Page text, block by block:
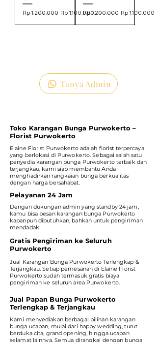
Harga Reguler
Rp 1.200.000 Harga Promosi
Rp 1.100.000Harga Reguler
Rp 1.200.000 Harga Promosi
Rp 1.100.000
Tanya Admin
Toko Karangan Bunga Purwokerto –
Florist Purwokerto
Elaine Florist Purwokerto adalah florist terpercaya
yang berlokasi di Purwokerto. Sebagai salah satu
penyedia karangan bunga Purwokerto terbaik dan
terjangkau, kami siap membantu Anda
menghadirkan rangkaian bunga berkualitas
dengan harga bersahabat.
Pelayanan 24 Jam
Dengan dukungan admin yang standby 24 jam,
kamu bisa pesan karangan bunga Purwokerto
kapanpun dibutuhkan, bahkan untuk pengiriman
mendadak.
Gratis Pengiriman ke Seluruh
Purwokerto
Jual Karangan Bunga Purwokerto Terlengkap &
Terjangkau. Setiap pemesanan di Elaine Florist
Purwokerto sudah termasuk gratis biaya
pengiriman ke seluruh area Purwokerto.
Jual Papan Bunga Purwokerto
Terlengkap & Terjangkau
Kami menyediakan berbagai pilihan karangan
bunga ucapan, mulai dari happy wedding, turut
berduka cita, grand opening, hingga ucapan
selamat lainnya. Semua dirangkai dengan bunga